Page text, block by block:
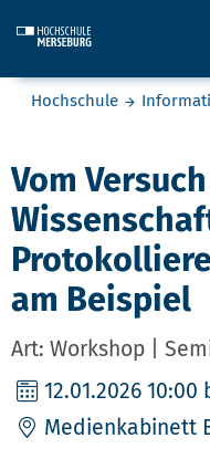
Sie befinden sich hier:
Hochschule
Vom
am Beispiel
Art: Workshop |
12.01.2026 10:00
Medienkabinett